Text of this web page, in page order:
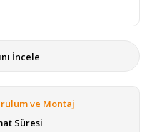
İncele
ve Montaj
Süresi